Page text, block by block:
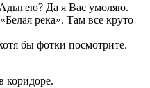
Да я Вас умоляю.
река». Там все круто
бы фотки посмотрите.
коридоре.